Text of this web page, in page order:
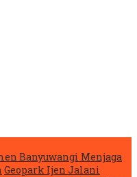
Banyuwangi Menjaga
Geopark Ijen Jalani